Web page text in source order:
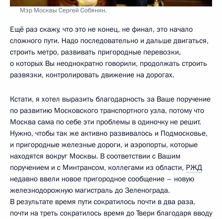
Мэр Москвы Сергей Собянин.
Ещё раз скажу, что это не конец, не финал, это начало
сложного пути. Надо последовательно и дальше двигаться,
строить метро, развивать пригородные перевозки,
о которых Вы неоднократно говорили, продолжать строить
развязки, контролировать движение на дорогах.
Кстати, я хотел выразить благодарность за Ваше поручение
по развитию Московского транспортного узла, потому что
Москва сама по себе эти проблемы в одиночку не решит.
Нужно, чтобы так же активно развивалось и Подмосковье,
и пригородные железные дороги, и аэропорты, которые
находятся вокруг Москвы. В соответствии с Вашим
поручением и с Минтрансом, коллегами из области, РЖД
недавно ввели новое пригородное сообщение – новую
железнодорожную магистраль до Зеленограда.
В результате время пути сократилось почти в два раза,
почти на треть сократилось время до Твери благодаря вводу